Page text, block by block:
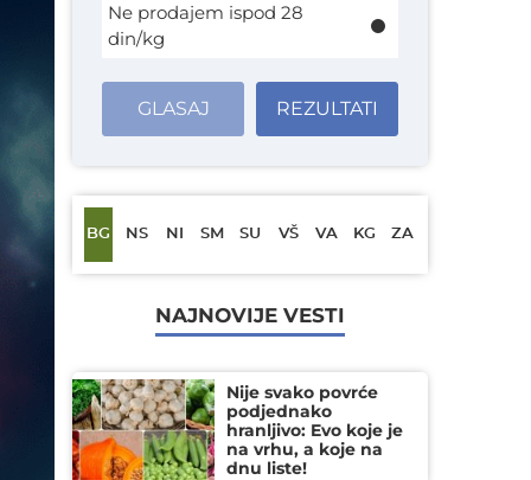
Ne prodajem ispod 28
din/kg
GLASAJ REZULTATI
BG NS NI SM SU VŠ VA KG ZA
NAJNOVIJE VESTI
Nije svako povrće
podjednako
hranljivo: Evo koje je
na vrhu, a koje na
dnu liste!